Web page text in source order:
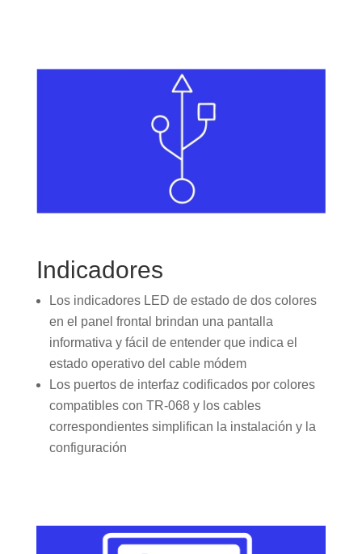
Indicadores
Los indicadores LED de estado de dos colores
en el panel frontal brindan una pantalla
informativa y fácil de entender que indica el
estado operativo del cable módem
Los puertos de interfaz codificados por colores
compatibles con TR-068 y los cables
correspondientes simplifican la instalación y la
configuración